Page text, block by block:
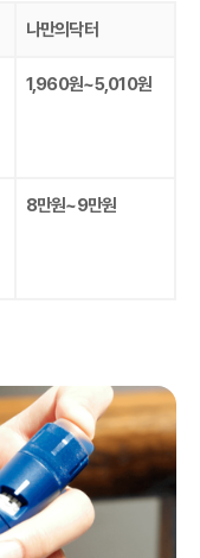
나만의닥터
1,960원~5,010원
8만원~9만원